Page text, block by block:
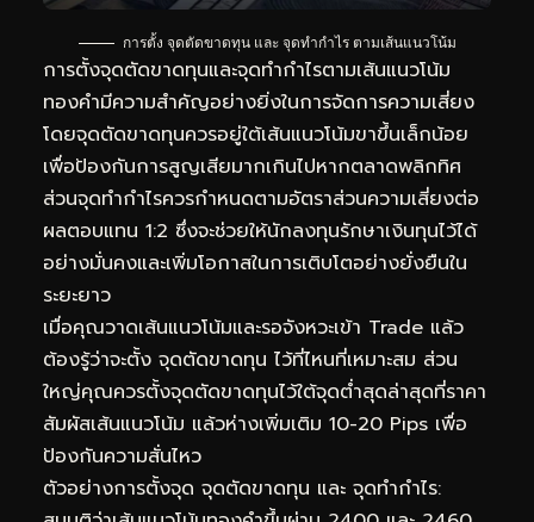
การตั้ง จุดตัดขาดทุน และ จุดทำกำไร ตามเส้นแนวโน้ม
การตั้งจุดตัดขาดทุนและจุดทำกำไรตามเส้นแนวโน้ม
ทองคำมีความสำคัญอย่างยิ่งในการจัดการความเสี่ยง
โดยจุดตัดขาดทุนควรอยู่ใต้เส้นแนวโน้มขาขึ้นเล็กน้อย
เพื่อป้องกันการสูญเสียมากเกินไปหากตลาดพลิกทิศ
ส่วนจุดทำกำไรควรกำหนดตามอัตราส่วนความเสี่ยงต่อ
ผลตอบแทน 1:2 ซึ่งจะช่วยให้นักลงทุนรักษาเงินทุนไว้ได้
อย่างมั่นคงและเพิ่มโอกาสในการเติบโตอย่างยั่งยืนใน
ระยะยาว
เมื่อคุณวาดเส้นแนวโน้มและรอจังหวะเข้า Trade แล้ว
ต้องรู้ว่าจะตั้ง จุดตัดขาดทุน ไว้ที่ไหนที่เหมาะสม ส่วน
ใหญ่คุณควรตั้งจุดตัดขาดทุนไว้ใต้จุดต่ำสุดล่าสุดที่ราคา
สัมผัสเส้นแนวโน้ม แล้วห่างเพิ่มเติม 10-20 Pips เพื่อ
ป้องกันความสั่นไหว
ตัวอย่างการตั้งจุด จุดตัดขาดทุน และ จุดทำกำไร: